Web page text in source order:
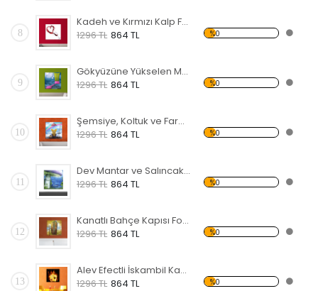
8
Kadeh ve Kırmızı Kalp Forex Tablo
1296 TL 864 TL %0
9
Gökyüzüne Yükselen Merdiven ve Kapı Forex Tablo
1296 TL 864 TL %0
10
Şemsiye, Koltuk ve Fareler Forex Tablo
1296 TL 864 TL %0
11
Dev Mantar ve Salıncak Forex Tablo
1296 TL 864 TL %0
12
Kanatlı Bahçe Kapısı Forex Tablo
1296 TL 864 TL %0
13
Alev Efectli İskambil Kağıtları Forex Tablo
1296 TL 864 TL %0